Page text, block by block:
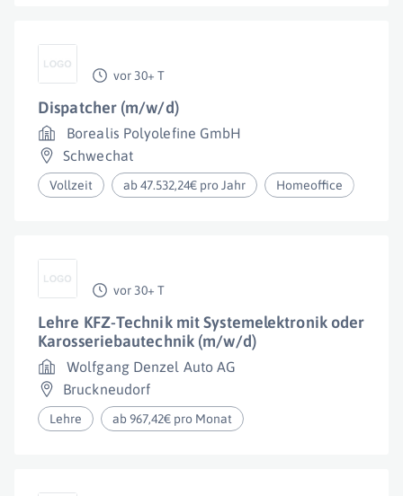
vor 30+ T
Dispatcher (m/w/d)
Borealis Polyolefine GmbH
Schwechat
Vollzeit ab 47.532,24€ pro Jahr Homeoffice
vor 30+ T
Lehre KFZ-Technik mit Systemelektronik oder
Karosseriebautechnik (m/w/d)
Wolfgang Denzel Auto AG
Bruckneudorf
Lehre ab 967,42€ pro Monat